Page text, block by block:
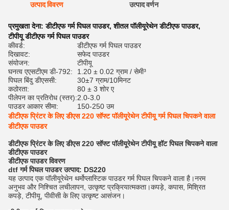
उत्पाद विवरण उत्पाद वर्णन
प्रमुखता देना:डीटीएफ गर्म पिघल पाउडर,शीतल पॉलीयूरेथेन डीटीएफ पाउडर,
टीपीयू डीटीएफ गर्म पिघल पाउडर
कीवर्ड:
डीटीएफ गर्म पिघल पाउडर
दिखावट:
सफेद पाउडर
संयोजन:
टीपीयू
घनत्व एएसटीएम डी-792:
1.20 ± 0.02 ग्राम / सेमी³
पिघल बिंदु डीएससी:
30±7 ग्राम/10मिनट
कठोरता:
80 ± 3 शोर ए
पीलेपन का प्रतिरोध (स्तर):2.0-3.0
पाउडर आकार सीमा:
150-250 उम
डीटीएफ प्रिंटर के लिए डीएस 220 सॉफ्ट पॉलीयूरेथेन टीपीयू गर्म पिघल चिपकने वाला
डीटीएफ पाउडर
डीटीएफ प्रिंटर के लिए डीएस 220 सॉफ्ट पॉलीयूरेथेन टीपीयू हॉट पिघल चिपकने वाला
डीटीएफ पाउडर
डीटीएफ पाउडर विवरण
dtf गर्म पिघल पाउडर उत्पाद: DS220
यह उत्पाद एक पॉलीयूरेथेन थर्मोप्लास्टिक पाउडर गर्म पिघल चिपकने वाला है।नरम
अनुभव और निश्चित लचीलापन, उत्कृष्ट प्रक्रियात्मकता।कपड़े, कपास, मिश्रित
कपड़े, टीपीयू, पीवीसी के लिए उत्कृष्ट आसंजन।